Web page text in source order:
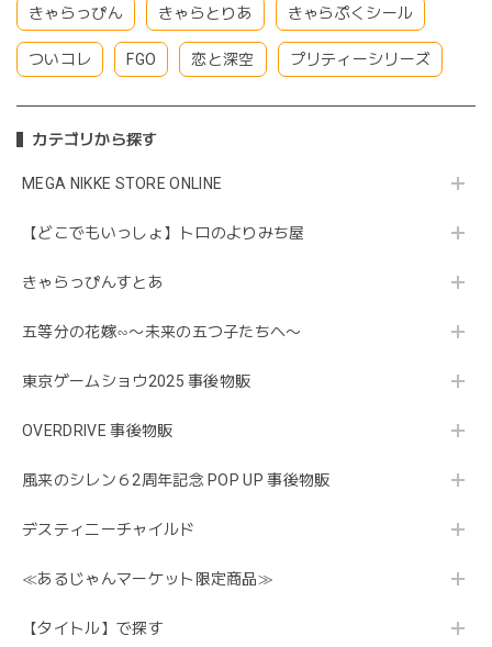
きゃらっぴん きゃらとりあ きゃらぷくシール
ついコレ FGO 恋と深空 プリティーシリーズ
カテゴリから探す
MEGA NIKKE STORE ONLINE
【どこでもいっしょ】トロのよりみち屋
きゃらっぴんすとあ
五等分の花嫁∽〜未来の五つ子たちへ〜
東京ゲームショウ2025 事後物販
OVERDRIVE 事後物販
風来のシレン６2周年記念 POP UP 事後物販
デスティニーチャイルド
≪あるじゃんマーケット限定商品≫
【タイトル】で探す